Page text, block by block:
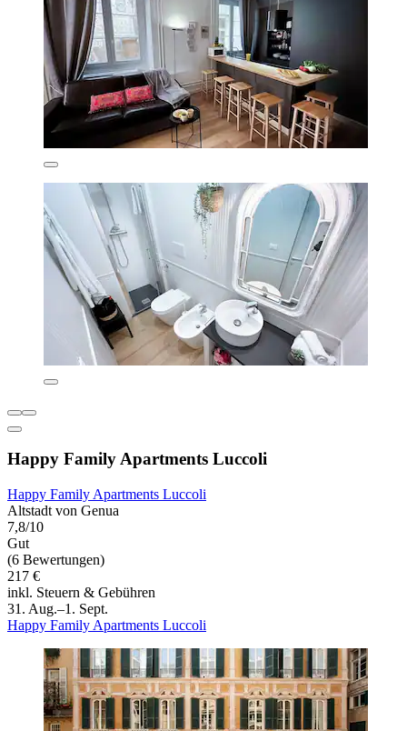
Happy Family Apartments Luccoli
Happy Family Apartments Luccoli
Altstadt von Genua
7,8/10
Gut
(6 Bewertungen)
217 €
inkl. Steuern & Gebühren
31. Aug.–1. Sept.
Happy Family Apartments Luccoli